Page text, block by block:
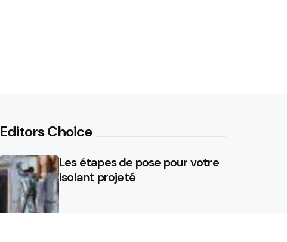
Editors Choice
Les étapes de pose pour votre
isolant projeté